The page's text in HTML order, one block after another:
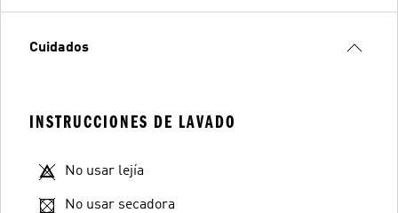
Cuidados
INSTRUCCIONES DE LAVADO
No usar lejía
No usar secadora